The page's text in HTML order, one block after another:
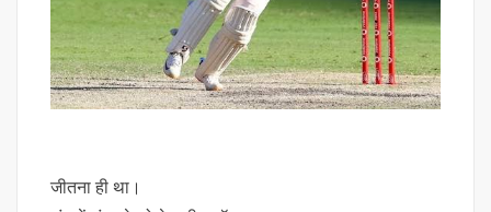
जीतना ही था।